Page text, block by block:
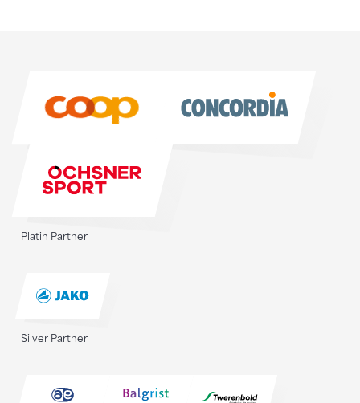
Platin Partner
Silver Partner